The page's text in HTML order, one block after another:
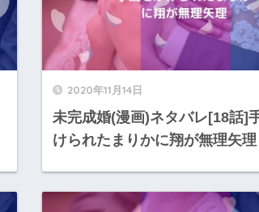
2020年11月14日
未完成婚(漫画)ネタバレ[18話]
けられたまりかに翔が無理矢理